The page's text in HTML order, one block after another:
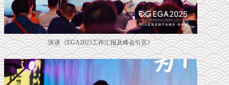
演讲《EGA2025工作汇报及峰会引言》